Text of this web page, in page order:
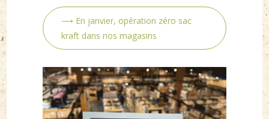
⟶ En janvier, opération zéro sac
kraft dans nos magasins